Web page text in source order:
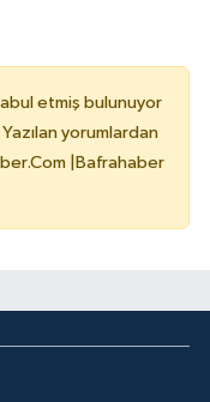
etmiş bulunuyor
yorumlardan
|Bafrahaber